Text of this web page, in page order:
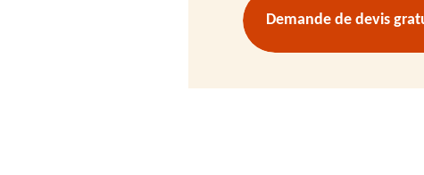
Demande de devis